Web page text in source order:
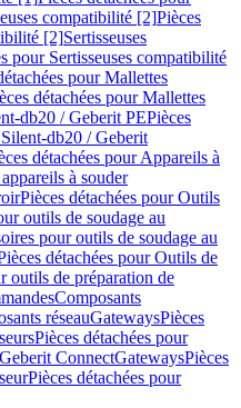
compatibilité [2]Pièces
[2]Sertisseuses
pour Sertisseuses compatibilité
pour Mallettes
détachées pour Mallettes
db20 / Geberit PEPièces
db20 / Geberit
détachées pour Appareils à
à souder
Pièces détachées pour Outils
outils de soudage au
pour outils de soudage au
détachées pour Outils de
outils de préparation de
Composants
réseauGatewaysPièces
Pièces détachées pour
Geberit ConnectGatewaysPièces
Pièces détachées pour